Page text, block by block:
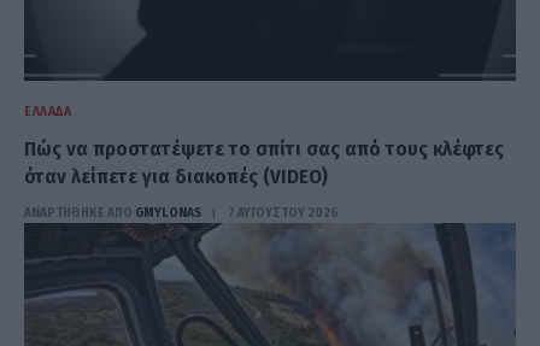
ΕΛΛΆΔΑ
Πώς να προστατέψετε το σπίτι σας από τους κλέφτες
όταν λείπετε για διακοπές (VIDEO)
ΑΝΑΡΤΗΘΗΚΕ ΑΠΟ GMYLONAS 7 ΑΥΓΟΎΣΤΟΥ 2026